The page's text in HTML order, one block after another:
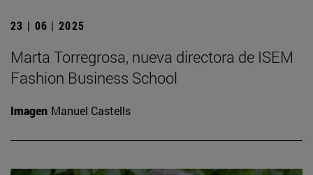
23 | 06 | 2025
Marta Torregrosa, nueva directora de ISEM
Fashion Business School
Imagen Manuel Castells